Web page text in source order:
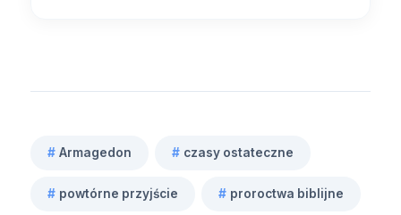
wpisu:
# Armagedon # czasy ostateczne
# powtórne przyjście # proroctwa biblijne